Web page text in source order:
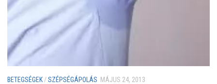
BETEGSÉGEK /SZÉPSÉGÁPOLÁS MÁJUS 24, 2013